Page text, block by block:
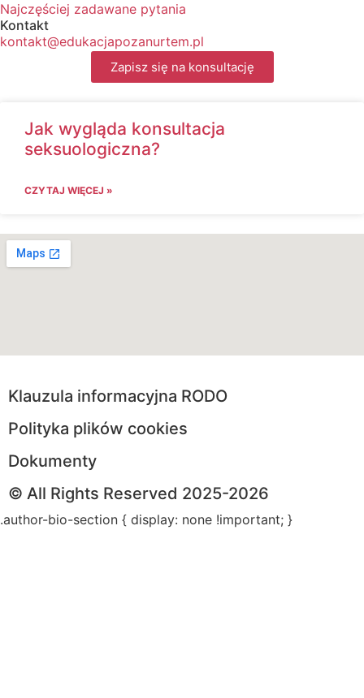
Najczęściej zadawane pytania
Kontakt
kontakt@edukacjapozanurtem.pl
Zapisz się na konsultację
Jak wygląda konsultacja
seksuologiczna?
CZYTAJ WIĘCEJ »
Klauzula informacyjna RODO
Polityka plików cookies
Dokumenty
© All Rights Reserved 2025-2026
.author-bio-section { display: none !important; }